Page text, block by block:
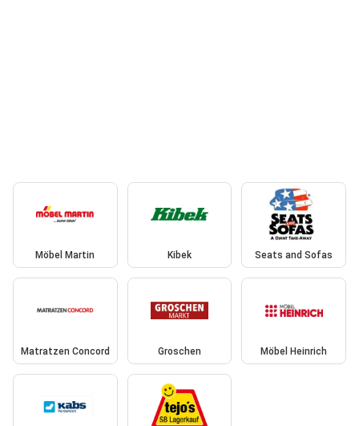
Möbel Martin Kibek Seats and Sofas
Matratzen Concord Groschen Möbel Heinrich